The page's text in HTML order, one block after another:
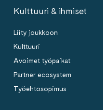
Kulttuuri & ihmiset
Liity joukkoon
Kulttuuri
Avoimet työpaikat
Partner ecosystem
Työehtosopimus